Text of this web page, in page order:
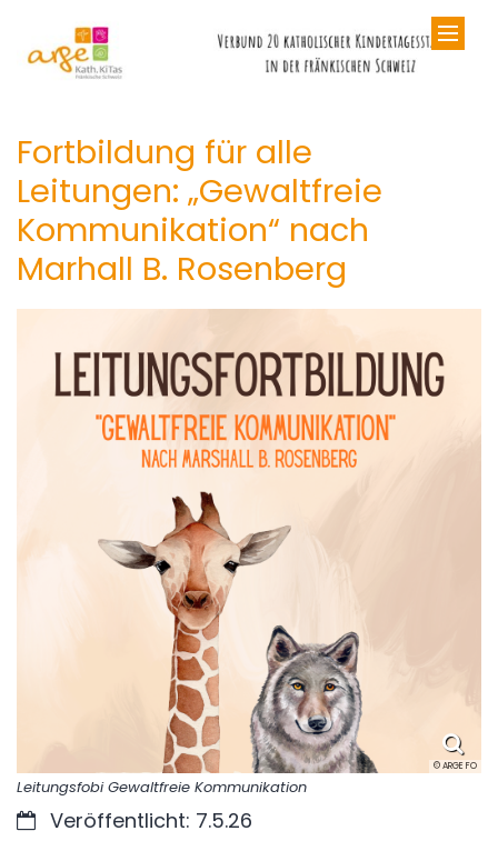
Fortbildung für alle
Leitungen: „Gewaltfreie
Kommunikation“ nach
Marhall B. Rosenberg
© ARGE FO
Leitungsfobi Gewaltfreie Kommunikation
Datum:Veröffentlicht: 7.5.26